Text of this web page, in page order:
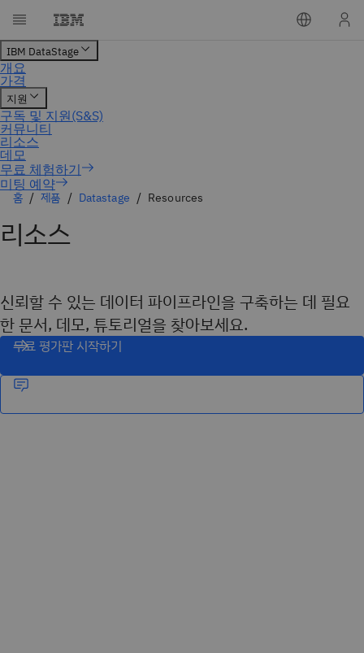
미팅 예약
홈 제품 Datastage Resources
리소스
신뢰할 수 있는 데이터 파이프라인을 구축하는 데 필요
한 문서, 데모, 튜토리얼을 찾아보세요.
무료 평가판 시작하기